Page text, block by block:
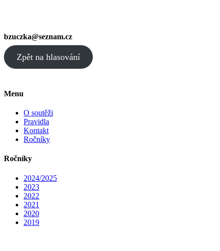
bzuczka@seznam.cz
Zpět na hlasování
Menu
O soutěži
Pravidla
Kontakt
Ročníky
Ročníky
2024/2025
2023
2022
2021
2020
2019